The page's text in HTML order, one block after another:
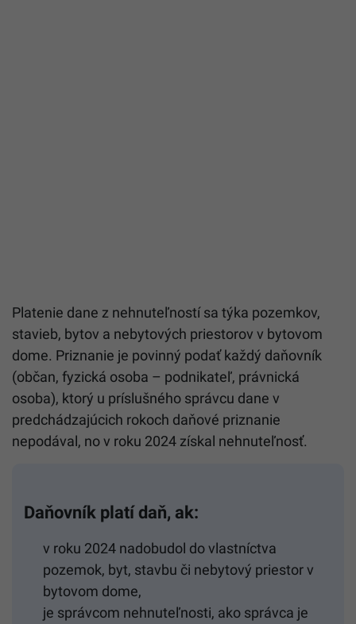
Platenie dane z nehnuteľností sa týka pozemkov,
stavieb, bytov a nebytových priestorov v bytovom
dome. Priznanie je povinný podať každý daňovník
(občan, fyzická osoba – podnikateľ, právnická
osoba), ktorý u príslušného správcu dane v
predchádzajúcich rokoch daňové priznanie
nepodával, no v roku 2024 získal nehnuteľnosť.
Daňovník platí daň, ak:
v roku 2024 nadobudol do vlastníctva
pozemok, byt, stavbu či nebytový priestor v
bytovom dome,
je správcom nehnuteľnosti, ako správca je